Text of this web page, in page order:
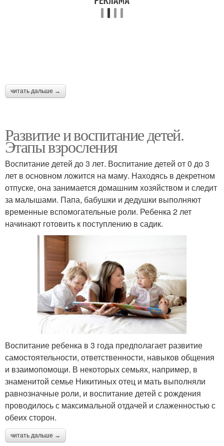
читать дальше →
Развитие и воспитание детей.
Этапы взросления
Воспитание детей до 3 лет. Воспитание детей от 0 до 3
лет в основном ложится на маму. Находясь в декретном
отпуске, она занимается домашним хозяйством и следит
за малышами. Папа, бабушки и дедушки выполняют
временные вспомогательные роли. Ребенка 2 лет
начинают готовить к поступлению в садик.
Воспитание ребенка в 3 года предполагает развитие
самостоятельности, ответственности, навыков общения
и взаимопомощи. В некоторых семьях, например, в
знаменитой семье Никитиных отец и мать выполняли
равнозначные роли, и воспитание детей с рождения
проводилось с максимальной отдачей и слаженностью с
обеих сторон.
читать дальше →